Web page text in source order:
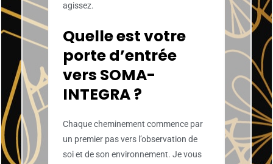
agissez.
Quelle est votre
porte d’entrée
vers SOMA-
INTEGRA ?
Chaque cheminement commence par
un premier pas vers l’observation de
soi et de son environnement. Je vous